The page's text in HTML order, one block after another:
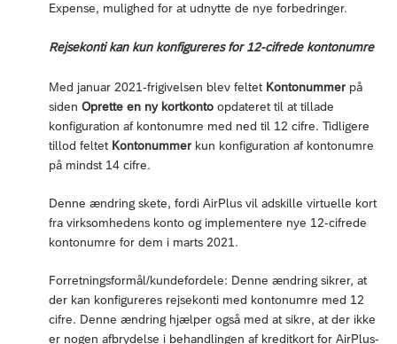
Expense, mulighed for at udnytte de nye forbedringer.
Rejsekonti kan kun konfigureres for 12-cifrede kontonumre
Med januar 2021-frigivelsen blev feltet Kontonummer på
siden Oprette en ny kortkonto opdateret til at tillade
konfiguration af kontonumre med ned til 12 cifre. Tidligere
tillod feltet Kontonummer kun konfiguration af kontonumre
på mindst 14 cifre.
Denne ændring skete, fordi AirPlus vil adskille virtuelle kort
fra virksomhedens konto og implementere nye 12-cifrede
kontonumre for dem i marts 2021.
Forretningsformål/kundefordele: Denne ændring sikrer, at
der kan konfigureres rejsekonti med kontonumre med 12
cifre. Denne ændring hjælper også med at sikre, at der ikke
er nogen afbrydelse i behandlingen af kreditkort for AirPlus-